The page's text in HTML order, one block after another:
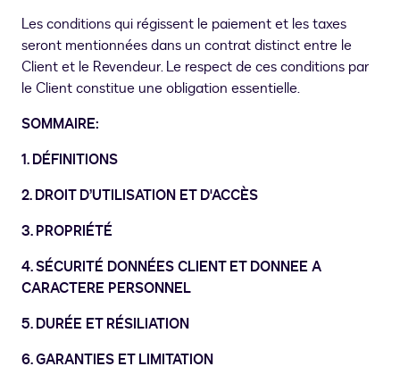
Les conditions qui régissent le paiement et les taxes
seront mentionnées dans un contrat distinct entre le
Client et le Revendeur. Le respect de ces conditions par
le Client constitue une obligation essentielle.
SOMMAIRE:
1. DÉFINITIONS
2. DROIT D’UTILISATION ET D'ACCÈS
3. PROPRIÉTÉ
4. SÉCURITÉ DONNÉES CLIENT ET DONNEE A
CARACTERE PERSONNEL
5. DURÉE ET RÉSILIATION
6. GARANTIES ET LIMITATION